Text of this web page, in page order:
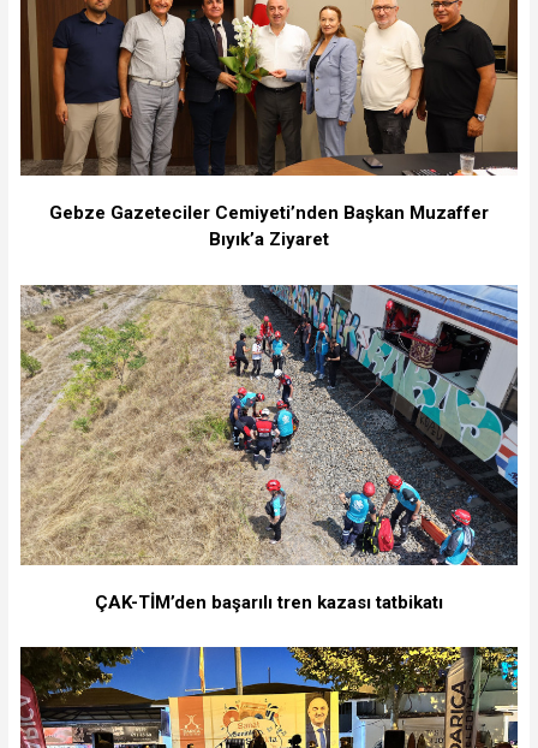
Gebze Gazeteciler Cemiyeti’nden Başkan Muzaffer
Bıyık’a Ziyaret
ÇAK-TİM’den başarılı tren kazası tatbikatı